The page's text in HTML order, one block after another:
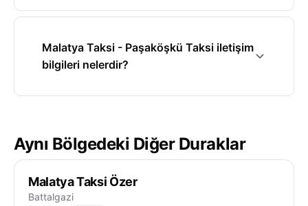
Malatya Taksi - Paşaköşkü Taksi iletişim
bilgileri nelerdir?
Aynı Bölgedeki Diğer Duraklar
Malatya Taksi Özer
Battalgazi